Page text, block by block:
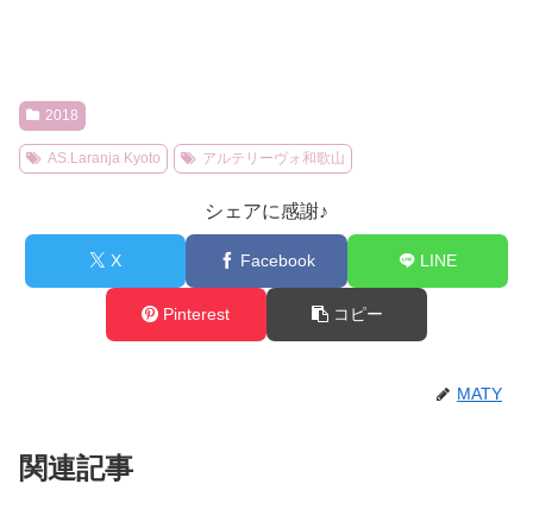
2018
AS.Laranja Kyoto アルテリーヴォ和歌山
シェアに感謝♪
X Facebook LINE
Pinterest コピー
MATY
関連記事